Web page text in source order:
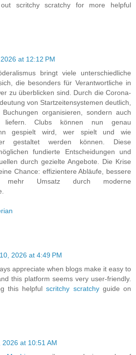
scritchy scratchy for more helpful
at 12:12 PM
bringt viele unterschiedliche
die besonders für Verantwortliche in
zu überblicken sind. Durch die Corona-
von Startzeitensystemen deutlich,
organisieren, sondern auch
liefern. Clubs können nun genau
gespielt wird, wer spielt und wie
gestaltet werden können. Diese
fundierte Entscheidungen und
durch gezielte Angebote. Die Krise
Chance: effizientere Abläufe, bessere
mehr Umsatz durch moderne
2026 at 4:49 PM
appreciate when blogs make it easy to
this platform seems very user-friendly.
this helpfulscritchy scratchyguide on
2026 at 10:51 AM